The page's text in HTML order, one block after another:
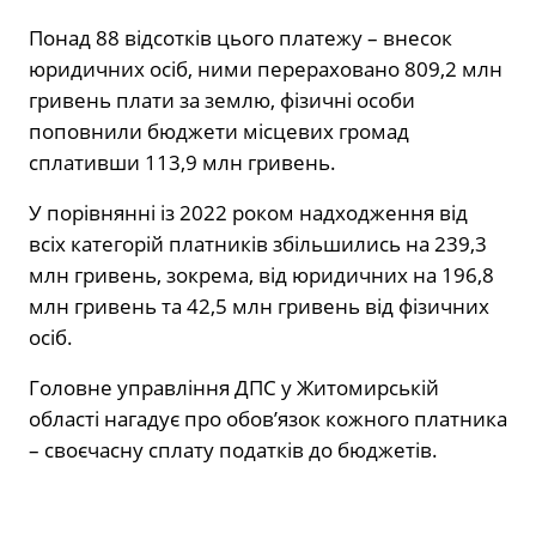
Понад 88 відсотків цього платежу – внесок
юридичних осіб, ними перераховано 809,2 млн
гривень плати за землю, фізичні особи
поповнили бюджети місцевих громад
сплативши 113,9 млн гривень.
У порівнянні із 2022 роком надходження від
всіх категорій платників збільшились на 239,3
млн гривень, зокрема, від юридичних на 196,8
млн гривень та 42,5 млн гривень від фізичних
осіб.
Головне управління ДПС у Житомирській
області нагадує про обов’язок кожного платника
– своєчасну сплату податків до бюджетів.